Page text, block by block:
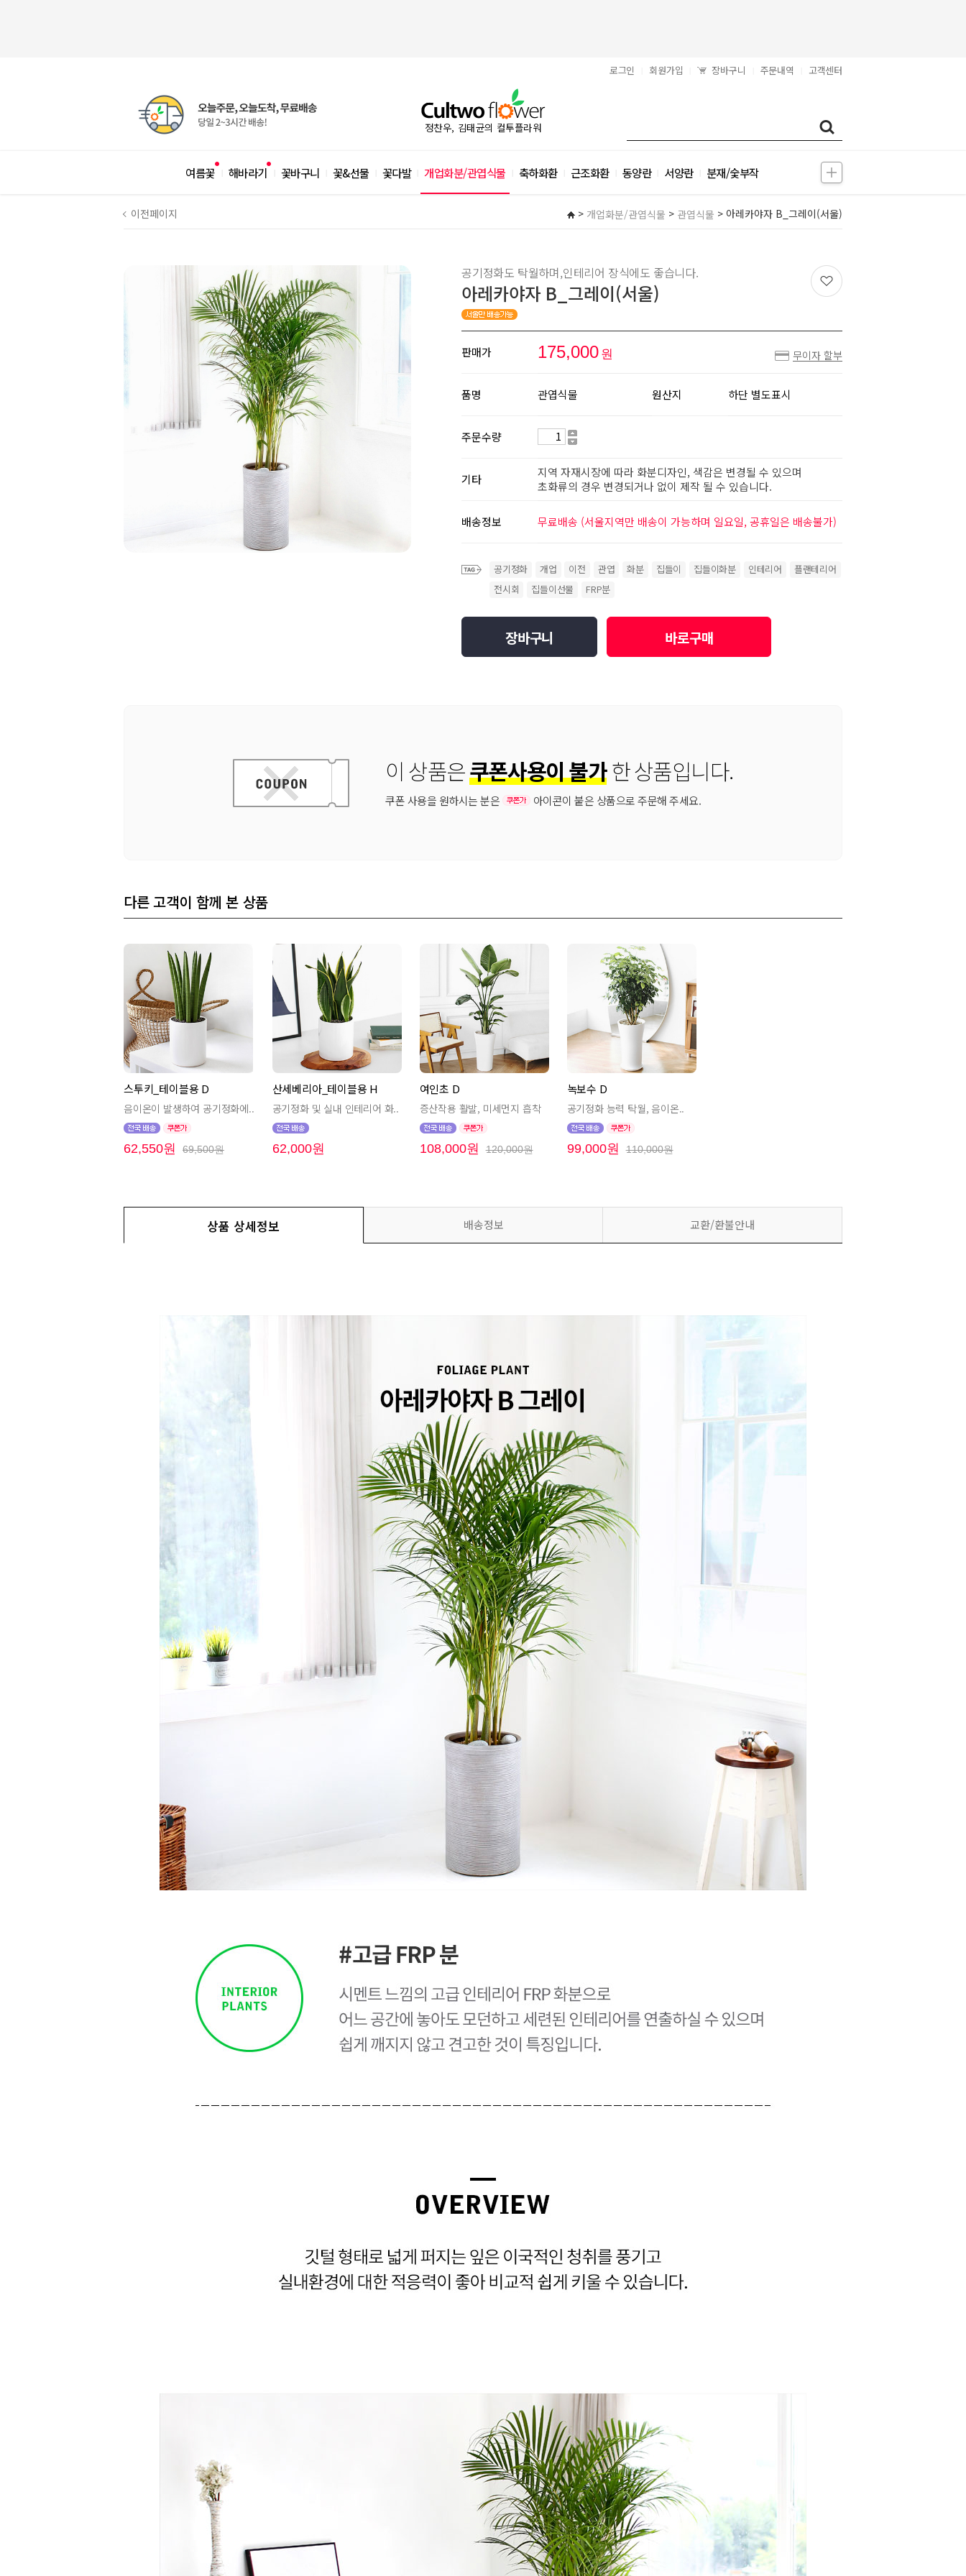
로그인 회원가입 장바구니 주문내역 고객센터
정찬우, 김태균의 컬투플라워
여름꽃 해바라기 꽃바구니 꽃&선물 꽃다발 개업화분/관엽식물 축하화환 근조화환 동양란 서양란 분재/숯부작
이전페이지 > 개업화분/관엽식물 > 관엽식물 > 아레카야자 B_그레이(서울)
공기정화도 탁월하며,인테리어 장식에도 좋습니다.
아레카야자 B_그레이(서울)
판매가 175,000 원 무이자 할부
품명 관엽식물 원산지 하단 별도표시
주문수량
기타
지역 자재시장에 따라 화분디자인, 색감은 변경될 수 있으며
초화류의 경우 변경되거나 없이 제작 될 수 있습니다.
배송정보 무료배송 (서울지역만 배송이 가능하며 일요일, 공휴일은 배송불가)
공기정화 개업 이전 관엽 화분 집들이 집들이화분 인테리어
플랜테리어
전시회
집들이선물 FRP분
장바구니 바로구매
이 상품은쿠폰사용이 불가한 상품입니다.
쿠폰 사용을 원하시는 분은 아이콘이 붙은 상품으로 주문해 주세요.
다른 고객이 함께 본 상품
스투키_테이블용 D
음이온이 발생하여 공기정화에..
62,550원 69,500원
산세베리아_테이블용 H
공기정화 및 실내 인테리어 화..
62,000원
여인초 D
증산작용 활발, 미세먼지 흡착
108,000원 120,000원
녹보수 D
공기정화 능력 탁월, 음이온..
99,000원 110,000원
상품 상세정보 배송정보 교환/환불안내